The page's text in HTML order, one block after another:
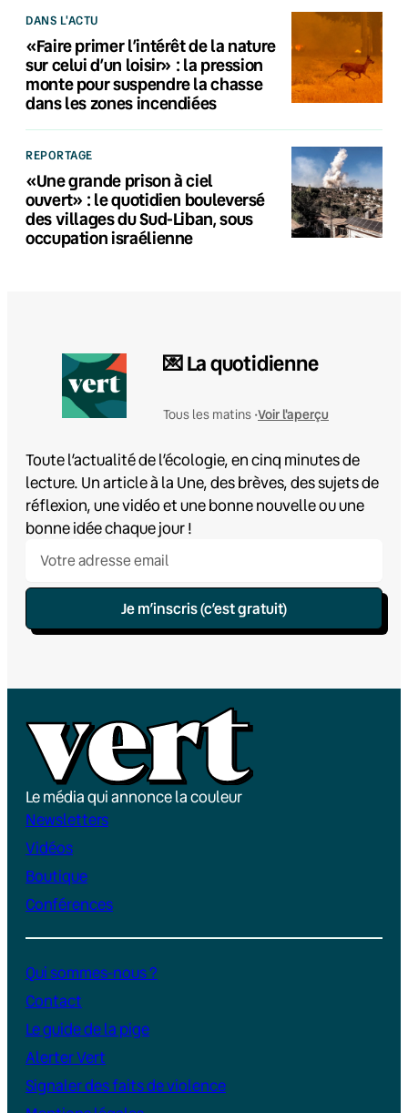
DANS L'ACTU
«Faire primer l’intérêt de la nature
sur celui d’un loisir» : la pression
monte pour suspendre la chasse
dans les zones incendiées
REPORTAGE
«Une grande prison à ciel
ouvert» : le quotidien bouleversé
des villages du Sud-Liban, sous
occupation israélienne
💌 La quotidienne
Tous les matins •Voir l'aperçu
Toute l’actualité de l’écologie, en cinq minutes de
lecture. Un article à la Une, des brèves, des sujets de
réflexion, une vidéo et une bonne nouvelle ou une
bonne idée chaque jour !
Je m’inscris (c’est gratuit)
Le média qui annonce la couleur
Newsletters
Vidéos
Boutique
Conférences
Qui sommes-nous ?
Contact
Le guide de la pige
Alerter Vert
Signaler des faits de violence